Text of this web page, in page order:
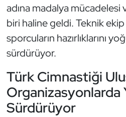
adına madalya mücadelesi
biri haline geldi. Teknik
sporcuların hazırlıklarını
sürdürüyor.
Türk Cimnastiği
Organizasyonlarda
Sürdürüyor
Voleybol
Vücut Geliştirme Fitness
Yelken